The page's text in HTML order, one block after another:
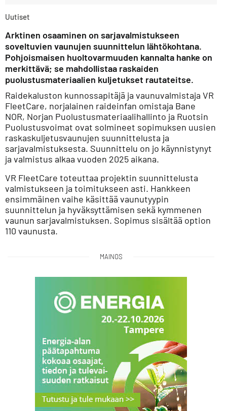
Uutiset
Arktinen osaaminen on sarjavalmistukseen
soveltuvien vaunujen suunnittelun lähtökohtana.
Pohjoismaisen huoltovarmuuden kannalta hanke on
merkittävä; se mahdollistaa raskaiden
puolustusmateriaalien kuljetukset rautateitse.
Raidekaluston kunnossapitäjä ja vaunuvalmistaja VR
FleetCare, norjalainen raideinfan omistaja Bane
NOR, Norjan Puolustusmateriaalihallinto ja Ruotsin
Puolustusvoimat ovat solmineet sopimuksen uusien
raskaskuljetusvaunujen suunnittelusta ja
sarjavalmistuksesta. Suunnittelu on jo käynnistynyt
ja valmistus alkaa vuoden 2025 aikana.
VR FleetCare toteuttaa projektin suunnittelusta
valmistukseen ja toimitukseen asti. Hankkeen
ensimmäinen vaihe käsittää vaunutyypin
suunnittelun ja hyväksyttämisen sekä kymmenen
vaunun sarjavalmistuksen. Sopimus sisältää option
110 vaunusta.
MAINOS